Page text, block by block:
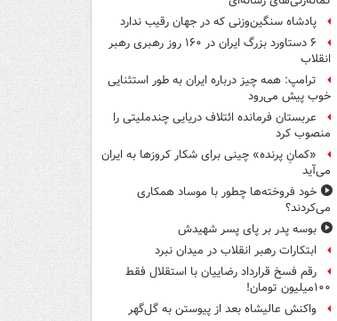
پادشاه سنگین‌وزنی که در جهان رقیب ندارد
۶ دستاورد بزرگ ایران در ۱۶۰ روز رهبری رهبر
انقلاب
ترامپ: همه چیز درباره ایران به طور استثنایی
خوب پیش می‌رود
عربستان فرمانده ائتلاف دریایی چندملیتی را
منصوب کرد
«کمانِ پرنده» چینی برای شکار کروزها به ایران
می‌آید
خود فروخته‌ها چطور با موساد همکاری
می‌کردند؟
بوسه‌ پدر بر پای پسر شهیدش
ابتکارات رهبر انقلاب در میدان نبرد
رقم فسخ قرارداد رضاییان با استقلال فقط
۱۰۰میلیون تومان!
واکنش عالیشاه بعد از پیوستن به گل‌گهر